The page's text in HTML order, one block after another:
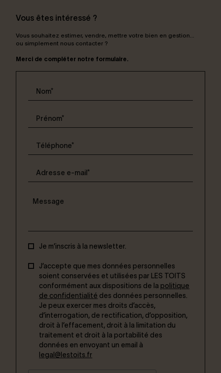
Vous êtes intéressé ?
Vous souhaitez estimer, vendre, mettre votre bien en gestion…
ou simplement nous contacter ?
Merci de compléter notre formulaire.
Je m’inscris à la newsletter.
J’accepte que mes données personnelles
soient conservées et utilisées par LES TOITS
conformément aux dispositions de la politique
de confidentialité des données personnelles.
Je peux exercer mes droits d’accès,
d’interrogation, de rectification, d’opposition,
droit à l’effacement, droit à la limitation du
traitement et droit à la portabilité des
données en envoyant un email à
legal@lestoits.fr